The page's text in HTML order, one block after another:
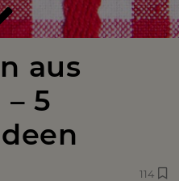
aus
5
114